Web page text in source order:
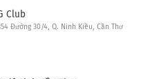
Club
Đường 30/4, Q. Ninh Kiều, Cần Thơ